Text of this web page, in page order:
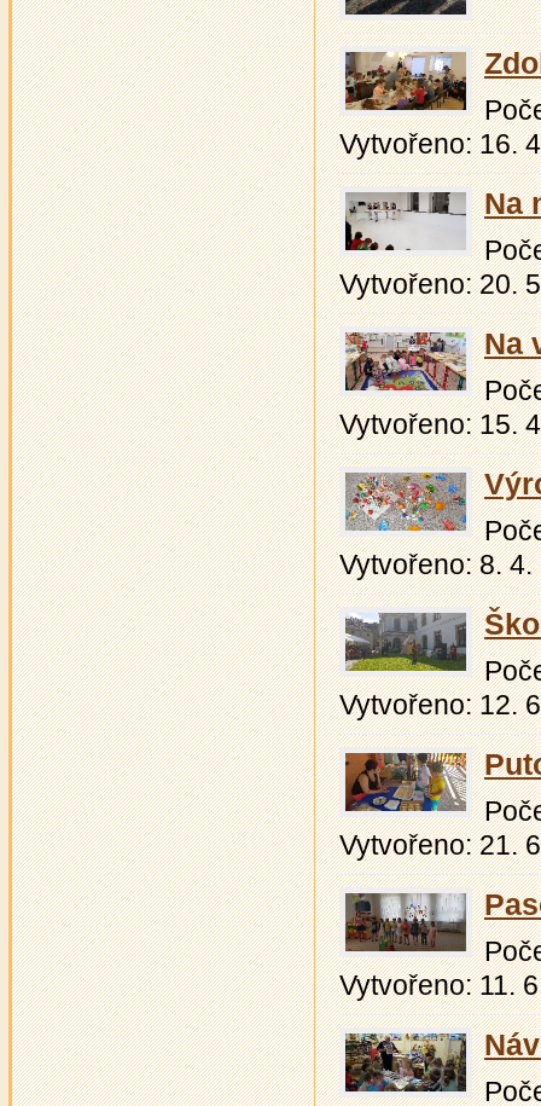
Vytvořeno: 16.
Na
Vytvořeno: 20.
Na
Vytvořeno: 15.
Vytvořeno: 8. 4.
Vytvořeno: 12.
Vytvořeno: 21.
Vytvořeno: 11.